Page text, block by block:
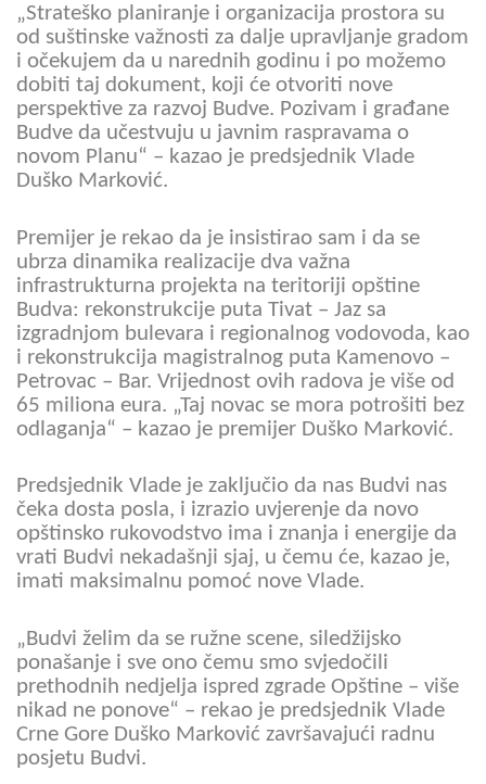
„Strateško planiranje i organizacija prostora su
od suštinske važnosti za dalje upravljanje gradom
i očekujem da u narednih godinu i po možemo
dobiti taj dokument, koji će otvoriti nove
perspektive za razvoj Budve. Pozivam i građane
Budve da učestvuju u javnim raspravama o
novom Planu“ – kazao je predsjednik Vlade
Duško Marković.
Premijer je rekao da je insistirao sam i da se
ubrza dinamika realizacije dva važna
infrastrukturna projekta na teritoriji opštine
Budva: rekonstrukcije puta Tivat – Jaz sa
izgradnjom bulevara i regionalnog vodovoda, kao
i rekonstrukcija magistralnog puta Kamenovo –
Petrovac – Bar. Vrijednost ovih radova je više od
65 miliona eura. „Taj novac se mora potrošiti bez
odlaganja“ – kazao je premijer Duško Marković.
Predsjednik Vlade je zaključio da nas Budvi nas
čeka dosta posla, i izrazio uvjerenje da novo
opštinsko rukovodstvo ima i znanja i energije da
vrati Budvi nekadašnji sjaj, u čemu će, kazao je,
imati maksimalnu pomoć nove Vlade.
„Budvi želim da se ružne scene, siledžijsko
ponašanje i sve ono čemu smo svjedočili
prethodnih nedjelja ispred zgrade Opštine – više
nikad ne ponove“ – rekao je predsjednik Vlade
Crne Gore Duško Marković završavajući radnu
posjetu Budvi.